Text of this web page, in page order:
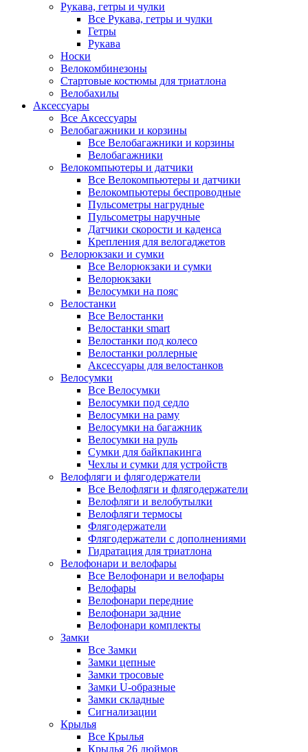
Рукава, гетры и чулки
Все Рукава, гетры и чулки
Гетры
Рукава
Носки
Велокомбинезоны
Стартовые костюмы для триатлона
Велобахилы
Аксессуары
Все Аксессуары
Велобагажники и корзины
Все Велобагажники и корзины
Велобагажники
Велокомпьютеры и датчики
Все Велокомпьютеры и датчики
Велокомпьютеры беспроводные
Пульсометры нагрудные
Пульсометры наручные
Датчики скорости и каденса
Крепления для велогаджетов
Велорюкзаки и сумки
Все Велорюкзаки и сумки
Велорюкзаки
Велосумки на пояс
Велостанки
Все Велостанки
Велостанки smart
Велостанки под колесо
Велостанки роллерные
Аксессуары для велостанков
Велосумки
Все Велосумки
Велосумки под седло
Велосумки на раму
Велосумки на багажник
Велосумки на руль
Сумки для байкпакинга
Чехлы и сумки для устройств
Велофляги и флягодержатели
Все Велофляги и флягодержатели
Велофляги и велобутылки
Велофляги термосы
Флягодержатели
Флягодержатели с дополнениями
Гидратация для триатлона
Велофонари и велофары
Все Велофонари и велофары
Велофары
Велофонари передние
Велофонари задние
Велофонари комплекты
Замки
Все Замки
Замки цепные
Замки тросовые
Замки U-образные
Замки складные
Сигнализации
Крылья
Все Крылья
Крылья 26 дюймов